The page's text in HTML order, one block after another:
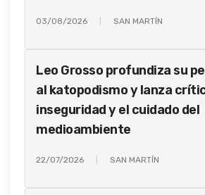
03/08/2026 SAN MARTÍN
Leo Grosso profundiza su
al katopodismo y lanza
inseguridad y el cuidado del
medioambiente
22/07/2026 SAN MARTÍN